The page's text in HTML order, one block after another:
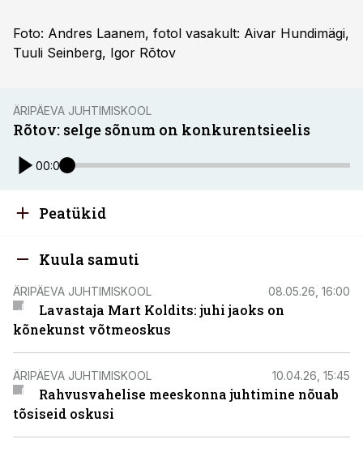
Foto: Andres Laanem, fotol vasakult: Aivar Hundimägi,
Tuuli Seinberg, Igor Rõtov
ÄRIPÄEVA JUHTIMISKOOL
Rõtov: selge sõnum on konkurentsieelis
00:00
Peatükid
Kuula samuti
ÄRIPÄEVA JUHTIMISKOOL 08.05.26, 16:00
Lavastaja Mart Koldits: juhi jaoks on
kõnekunst võtmeoskus
ÄRIPÄEVA JUHTIMISKOOL 10.04.26, 15:45
Rahvusvahelise meeskonna juhtimine nõuab
tõsiseid oskusi